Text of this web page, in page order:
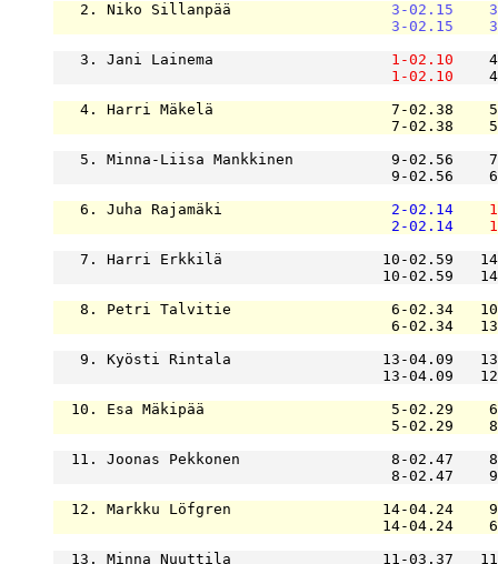
   2. Niko Sillanpää
3-02.15
3-02.15
   3. Jani Lainema
1-02.10
1-02.10
4. Harri Mäkelä                    7-02.38
7-02.38
5. Minna-Liisa Mankkinen           9-02.56
9-02.56
   6. Juha Rajamäki
2-02.14
2-02.14
7. Harri Erkkilä                  10-02.59
10-02.59
8. Petri Talvitie                  6-02.34
6-02.34
9. Kyösti Rintala                 13-04.09
13-04.09
10. Esa Mäkipää                     5-02.29
5-02.29
11. Joonas Pekkonen                 8-02.47
8-02.47
12. Markku Löfgren                 14-04.24
14-04.24
13. Minna Nuuttila                 11-03.37